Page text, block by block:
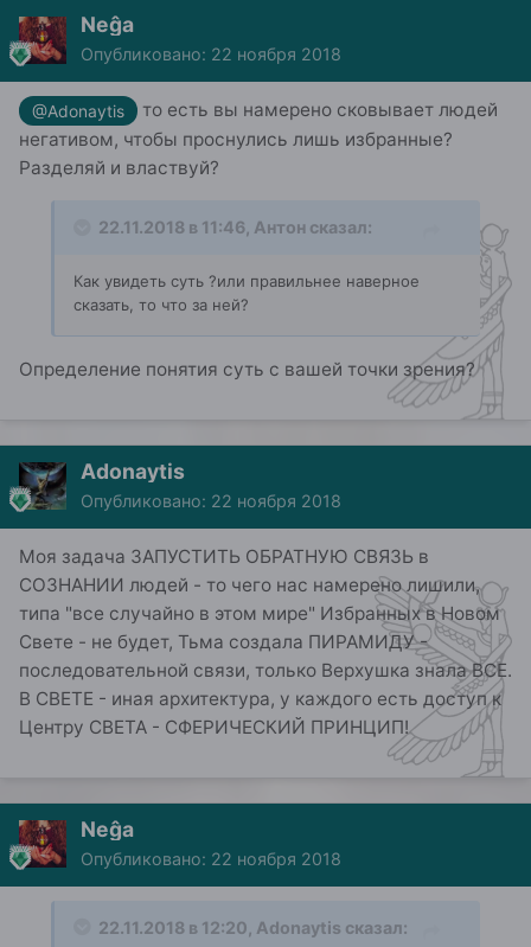
Neĝa
Опубликовано: 22 ноября 2018
@Adonaytis
то есть вы намерено сковывает людей
негативом, чтобы проснулись лишь избранные?
Разделяй и властвуй?
22.11.2018 в 11:46, Антон сказал:
Как увидеть суть ?или правильнее наверное
сказать, то что за ней?
Определение понятия суть с вашей точки зрения?
Adonaytis
Опубликовано: 22 ноября 2018
Моя задача ЗАПУСТИТЬ ОБРАТНУЮ СВЯЗЬ в
СОЗНАНИИ людей - то чего нас намерено лишили,
типа "все случайно в этом мире" Избранных в Новом
Свете - не будет, Тьма создала ПИРАМИДУ -
последовательной связи, только Верхушка знала ВСЕ.
В СВЕТЕ - иная архитектура, у каждого есть доступ к
Центру СВЕТА - СФЕРИЧЕСКИЙ ПРИНЦИП!
Neĝa
Опубликовано: 22 ноября 2018
22.11.2018 в 12:20, Adonaytis сказал: